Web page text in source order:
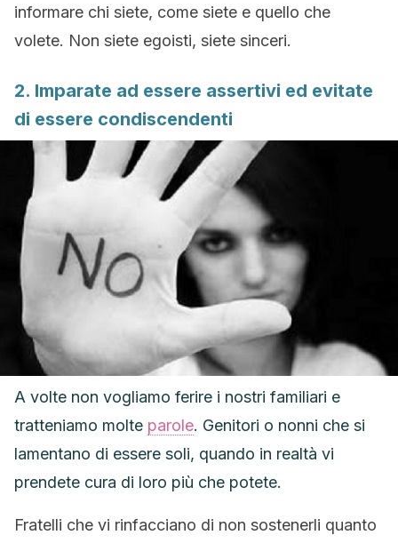
informare chi siete, come siete e quello che
volete. Non siete egoisti, siete sinceri.
2. Imparate ad essere assertivi ed evitate
di essere condiscendenti
A volte non vogliamo ferire i nostri familiari e
tratteniamo molte parole. Genitori o nonni che si
lamentano di essere soli, quando in realtà vi
prendete cura di loro più che potete.
Fratelli che vi rinfacciano di non sostenerli quanto